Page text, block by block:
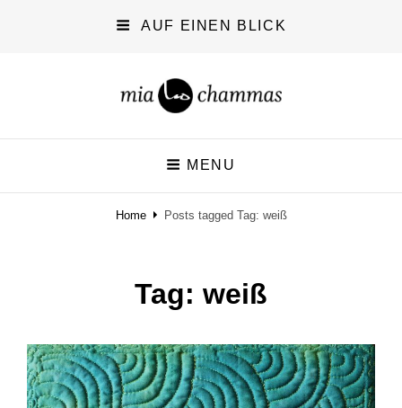
AUF EINEN BLICK
miachammas
exploring pattern MENU
Home Posts tagged Tag: weiß
Tag: weiß